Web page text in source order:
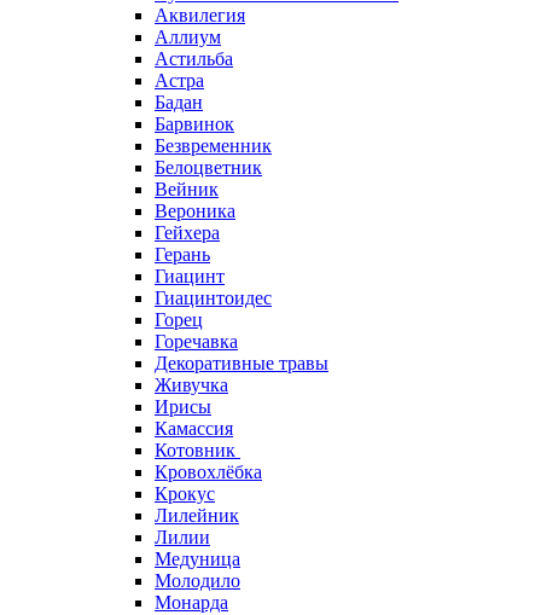
Аквилегия
Аллиум
Астильба
Астра
Бадан
Барвинок
Безвременник
Белоцветник
Вейник
Вероника
Гейхера
Герань
Гиацинт
Гиацинтоидес
Горец
Горечавка
Декоративные травы
Живучка
Ирисы
Камассия
Котовник
Кровохлёбка
Крокус
Лилейник
Лилии
Медуница
Молодило
Монарда